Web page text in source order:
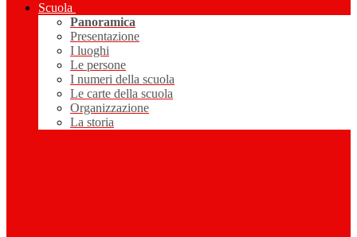
Scuola
Panoramica
Presentazione
I luoghi
Le persone
I numeri della scuola
Le carte della scuola
Organizzazione
La storia